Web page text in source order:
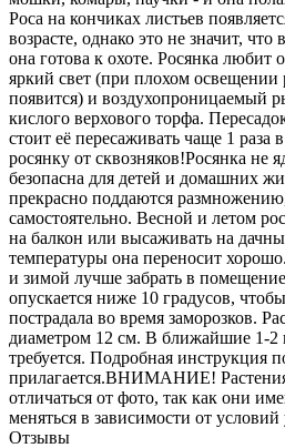
Роса на кончиках листьев
возрасте, однако это не значит,
она готова к охоте. Росянка любит
яркий свет (при плохом освещении
появится) и воздухопроницаемый
кислого верхового торфа.
стоит её пересаживать чаще 1 раза
росянку от сквозняков!Росянка не
безопасна для детей и домашних
прекрасно поддаются
самостоятельно. Весной и летом
на балкон или высаживать на
температуры она переносит
и зимой лучше забрать в
опускается ниже 10 градусов,
пострадала во время заморозков.
диаметром 12 см. В ближайшие 1-2
требуется. Подробная инструкция
прилагается.ВНИМАНИЕ!
отличаться от фото, так как они
меняться в зависимости от
Отзывы